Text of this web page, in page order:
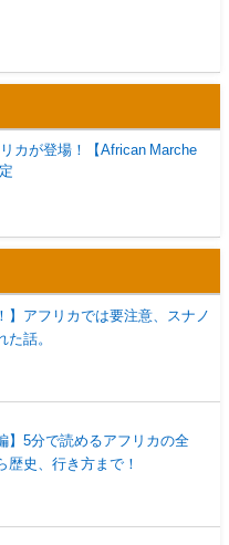
カが登場！【African Marche
】アフリカでは要注意、スナノ
た話。
】5分で読めるアフリカの全
歴史、行き方まで！